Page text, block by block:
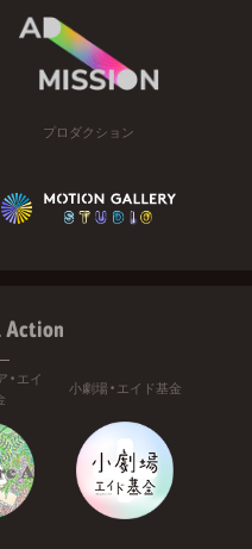
プロダクション
Action
・エイ
小劇場・エイド基金